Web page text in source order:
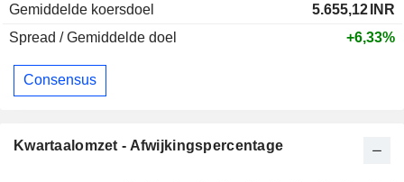
Gemiddelde koersdoel
5.655,12 INR
Spread / Gemiddelde doel
+6,33%
Consensus
Kwartaalomzet - Afwijkingspercentage